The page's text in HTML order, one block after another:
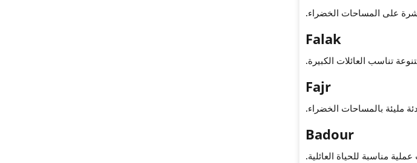
على المساحات الخضراء.
Falak
تناسب العائلات الكبيرة.
Fajr
مليئة بالمساحات الخضراء.
Badour
مناسبة للحياة العائلية.